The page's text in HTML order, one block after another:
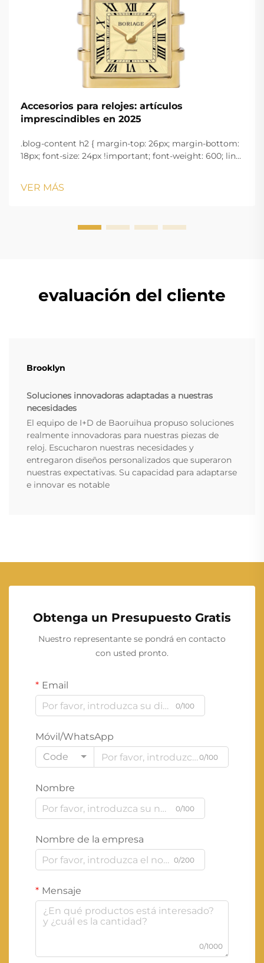
Accesorios para relojes: artículos
imprescindibles en 2025
.blog-content h2 { margin-top: 26px; margin-bottom:
18px; font-size: 24px !important; font-weight: 600; line-
margin-bottom: 18px; font-size: 20px !important; font-
w...
VER MÁS
evaluación del cliente
Brooklyn
Soluciones innovadoras adaptadas a nuestras
necesidades
El equipo de I+D de Baoruihua propuso soluciones
realmente innovadoras para nuestras piezas de
reloj. Escucharon nuestras necesidades y
entregaron diseños personalizados que superaron
nuestras expectativas. Su capacidad para adaptarse
e innovar es notable
Obtenga un Presupuesto Gratis
Nuestro representante se pondrá en contacto
con usted pronto.
Email
0/100
Móvil/WhatsApp
Code
0/100
Nombre
0/100
Nombre de la empresa
0/200
Mensaje
0/1000